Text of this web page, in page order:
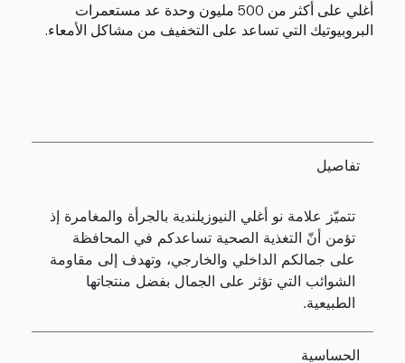
أغلي على أكثر من 500 مليون وحدة عد مستعمرات
البروبيوتيك التي تساعد على التخفيف من مشاكل الأمعاء.
تفاصيل
تتميّز علامة نو أغلي النيوزيلندية بالجرأة والمغامرة إذ
تؤمن أنّ التغذية الصحية تساعدكم في المحافظة
على جمالكم الداخلي والخارجي، وتهدف إلى مقاومة
الشوائب التي تؤثر على الجمال بفضل منتجاتها
الطبيعية.
الحساسية